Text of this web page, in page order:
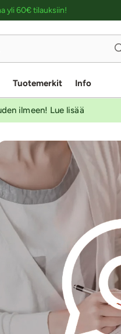
yli 60€ tilauksiin!
Tuotemerkit Info
ilmeen! Lue lisää